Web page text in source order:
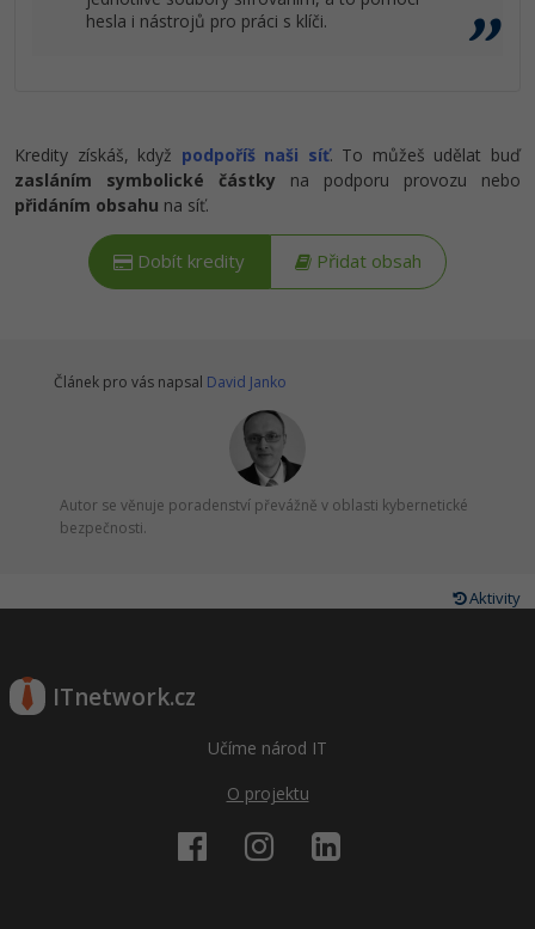
hesla i nástrojů pro práci s klíči.
Kredity získáš, když podpoříš naši síť. To můžeš udělat buď
zasláním symbolické částky na podporu provozu nebo
přidáním obsahu na síť.
Dobít kredity Přidat obsah
Článek pro vás napsal David Janko
Autor se věnuje poradenství převážně v oblasti kybernetické
bezpečnosti.
Aktivity
ITnetwork.cz
Učíme národ IT
O projektu